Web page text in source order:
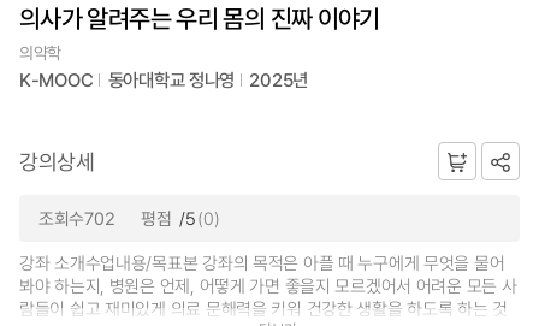
의사가 알려주는 우리 몸의 진짜 이야기
의약학
K-MOOC 동아대학교 정나영 2025년
강의상세
조회수702 평점 /5(0)
강좌 소개수업내용/목표본 강좌의 목적은 아플 때 누구에게 무엇을 물어
봐야 하는지, 병원은 언제, 어떻게 가면 좋을지 모르겠어서 어려운 모든 사
람들이 쉽고 재미있게 의료 문해력을 키워 건강한 생활을 하도록 하는 것